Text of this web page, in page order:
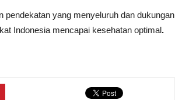
pendekatan yang menyeluruh dan dukungan
Indonesia mencapai kesehatan optimal.